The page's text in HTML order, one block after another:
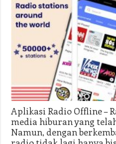
Aplikasi Radio Offline –
media hiburan yang
Namun, dengan